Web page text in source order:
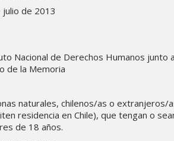
julio de 2013
Nacional de Derechos Humanos junto
de la Memoria
naturales, chilenos/as o extranjeros/
residencia en Chile), que tengan o
de 18 años.